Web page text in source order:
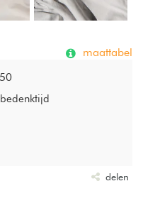
maattabel
delen